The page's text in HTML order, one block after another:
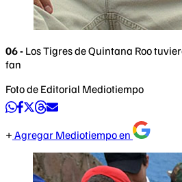
06 - Los Tigres de Quintana Roo
fan
Foto de Editorial Mediotiempo
Agregar Mediotiempo en